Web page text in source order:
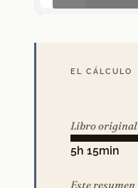
EL CÁLCULO
Libro original
5h 15min
Este resumen